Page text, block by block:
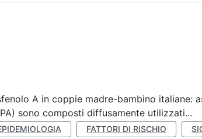
A in coppie madre-bambino italiane:
sono composti diffusamente utilizzati...
FATTORI DI RISCHIO